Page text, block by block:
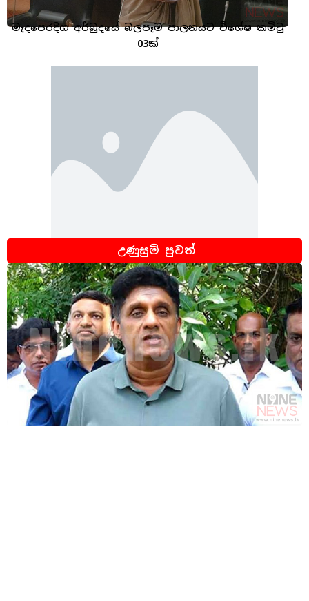
මැදපෙරදිග අර්බුදයේ බලපෑම පාලනයට විශේෂ කමිටු
03ක්
උණුසුම් පුවත්